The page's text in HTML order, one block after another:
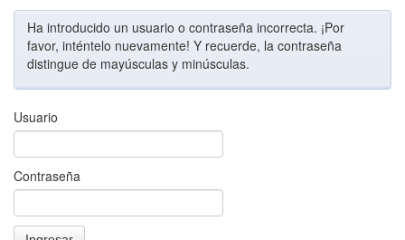
Ha introducido un usuario o contraseña incorrecta. ¡Por
favor, inténtelo nuevamente! Y recuerde, la contraseña
distingue de mayúsculas y minúsculas.
Usuario
Contraseña